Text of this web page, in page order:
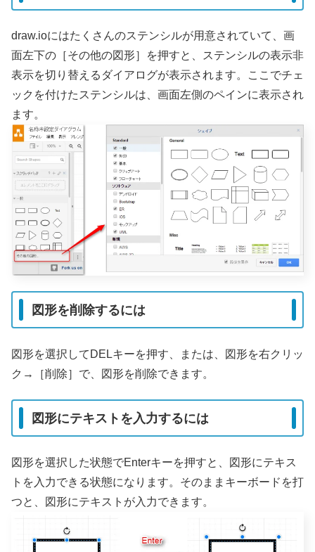
draw.ioにはたくさんのステンシルが用意されていて、画
面左下の［その他の図形］を押すと、ステンシルの表示非
表示を切り替えるダイアログが表示されます。ここでチェ
ックを付けたステンシルは、画面左側のペインに表示され
ます。
図形を削除するには
図形を選択してDELキーを押す、または、図形を右クリッ
ク→［削除］で、図形を削除できます。
図形にテキストを入力するには
図形を選択した状態でEnterキーを押すと、図形にテキス
トを入力できる状態になります。そのままキーボードを打
つと、図形にテキストが入力できます。